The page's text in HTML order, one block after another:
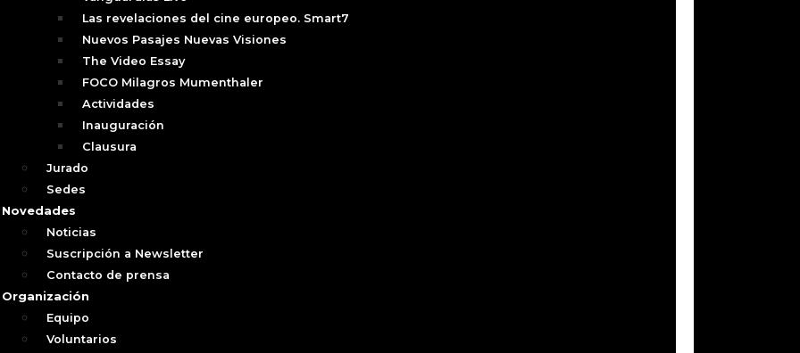
Las revelaciones del cine europeo. Smart7
Nuevos Pasajes Nuevas Visiones
The Video Essay
FOCO Milagros Mumenthaler
Actividades
Inauguración
Clausura
Jurado
Sedes
Novedades
Noticias
Suscripción a Newsletter
Contacto de prensa
Organización
Equipo
Voluntarios